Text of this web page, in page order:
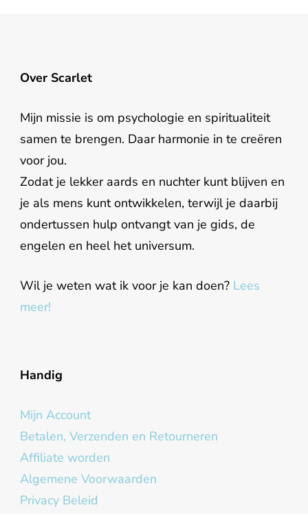
Over Scarlet
Mijn missie is om psychologie en spiritualiteit
samen te brengen. Daar harmonie in te creëren
voor jou.
Zodat je lekker aards en nuchter kunt blijven en
je als mens kunt ontwikkelen, terwijl je daarbij
ondertussen hulp ontvangt van je gids, de
engelen en heel het universum.
Wil je weten wat ik voor je kan doen? Lees
meer!
Handig
Mijn Account
Betalen, Verzenden en Retourneren
Affiliate worden
Algemene Voorwaarden
Privacy Beleid